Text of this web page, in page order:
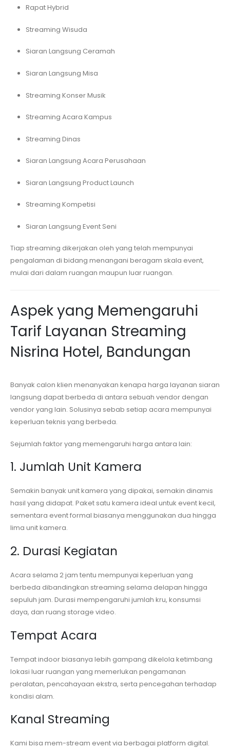
Rapat Hybrid
Streaming Wisuda
Siaran Langsung Ceramah
Siaran Langsung Misa
Streaming Konser Musik
Streaming Acara Kampus
Streaming Dinas
Siaran Langsung Acara Perusahaan
Siaran Langsung Product Launch
Streaming Kompetisi
Siaran Langsung Event Seni
Tiap streaming dikerjakan oleh yang telah mempunyai
pengalaman di bidang menangani beragam skala event,
mulai dari dalam ruangan maupun luar ruangan.
Aspek yang Memengaruhi
Tarif Layanan Streaming
Nisrina Hotel, Bandungan
Banyak calon klien menanyakan kenapa harga layanan siaran
langsung dapat berbeda di antara sebuah vendor dengan
vendor yang lain. Solusinya sebab setiap acara mempunyai
keperluan teknis yang berbeda.
Sejumlah faktor yang memengaruhi harga antara lain:
1. Jumlah Unit Kamera
Semakin banyak unit kamera yang dipakai, semakin dinamis
hasil yang didapat. Paket satu kamera ideal untuk event kecil,
sementara event formal biasanya menggunakan dua hingga
lima unit kamera.
2. Durasi Kegiatan
Acara selama 2 jam tentu mempunyai keperluan yang
berbeda dibandingkan streaming selama delapan hingga
sepuluh jam. Durasi mempengaruhi jumlah kru, konsumsi
daya, dan ruang storage video.
Tempat Acara
Tempat indoor biasanya lebih gampang dikelola ketimbang
lokasi luar ruangan yang memerlukan pengamanan
peralatan, pencahayaan ekstra, serta pencegahan terhadap
kondisi alam.
Kanal Streaming
Kami bisa mem-stream event via berbagai platform digital.